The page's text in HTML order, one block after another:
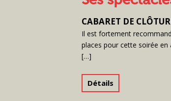
CABARET DE
Il est fortement
places pour cette soirée en
[…]
Détails